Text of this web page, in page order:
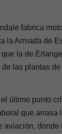
fabrica
la Armada de
la de
las plantas de
el último punto
que arrasa
aviación, donde